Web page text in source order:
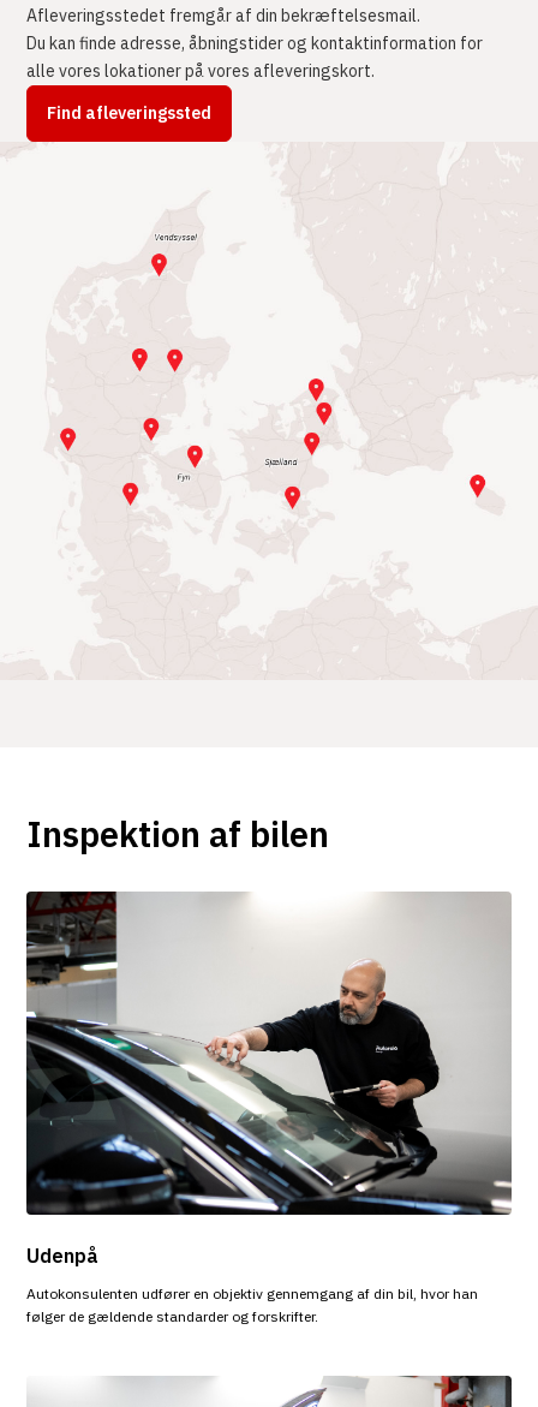
Afleveringsstedet fremgår af din bekræftelsesmail.
Du kan finde adresse, åbningstider og kontaktinformation for
alle vores lokationer på vores afleveringskort.
Find afleveringssted
Inspektion af bilen
Udenpå
Autokonsulenten udfører en objektiv gennemgang af din bil, hvor han
følger de gældende standarder og forskrifter.